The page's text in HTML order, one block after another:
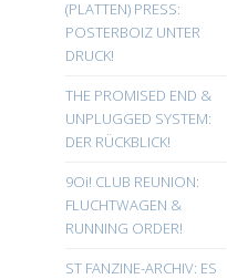
(PLATTEN) PRESS:
POSTERBOIZ UNTER
DRUCK!
THE PROMISED END &
UNPLUGGED SYSTEM:
DER RÜCKBLICK!
9Oi! CLUB REUNION:
FLUCHTWAGEN &
RUNNING ORDER!
ST FANZINE-ARCHIV: ES